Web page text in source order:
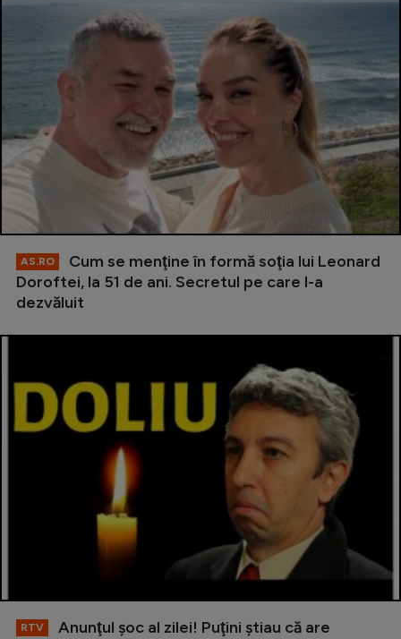
AS.RO
Cum se menţine în formă soţia lui Leonard
Doroftei, la 51 de ani. Secretul pe care l-a
dezvăluit
RTV
Anunţul şoc al zilei! Puţini ştiau că are